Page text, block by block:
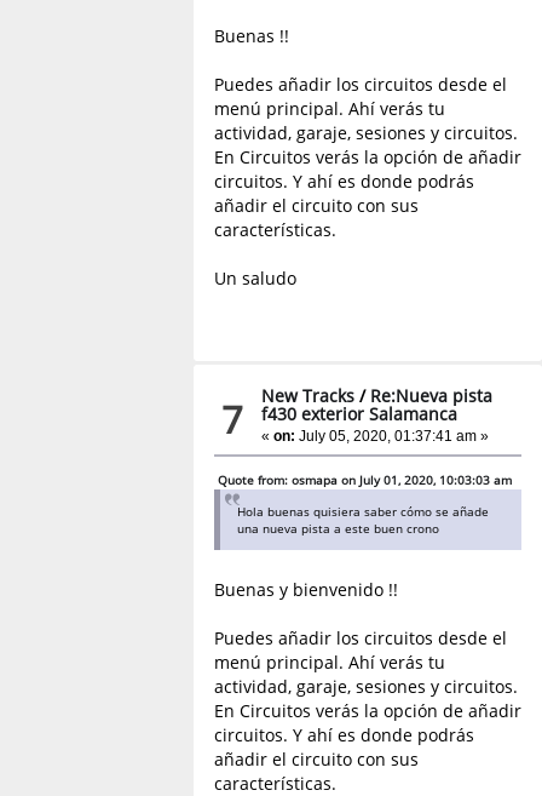
Buenas !!
Puedes añadir los circuitos desde el
menú principal. Ahí verás tu
actividad, garaje, sesiones y circuitos.
En Circuitos verás la opción de añadir
circuitos. Y ahí es donde podrás
añadir el circuito con sus
características.
Un saludo
7 New Tracks / Re:Nueva pista
f430 exterior Salamanca
«on: July 05, 2020, 01:37:41 am »
Quote from: osmapa on July 01, 2020, 10:03:03 am
Hola buenas quisiera saber cómo se añade
una nueva pista a este buen crono
Buenas y bienvenido !!
Puedes añadir los circuitos desde el
menú principal. Ahí verás tu
actividad, garaje, sesiones y circuitos.
En Circuitos verás la opción de añadir
circuitos. Y ahí es donde podrás
añadir el circuito con sus
características.